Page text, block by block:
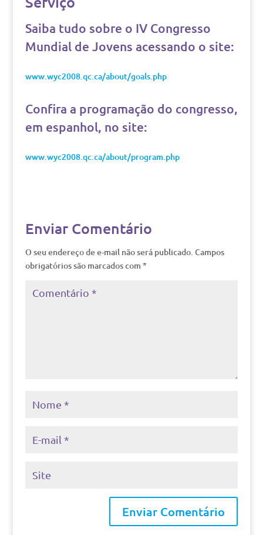
Saiba tudo sobre o IV Congresso
Mundial de Jovens acessando o site:
www.wyc2008.qc.ca/about/goals.php
Confira a programação do congresso,
em espanhol, no site:
www.wyc2008.qc.ca/about/program.php
Enviar Comentário
O seu endereço de e-mail não será publicado. Campos
obrigatórios são marcados com *